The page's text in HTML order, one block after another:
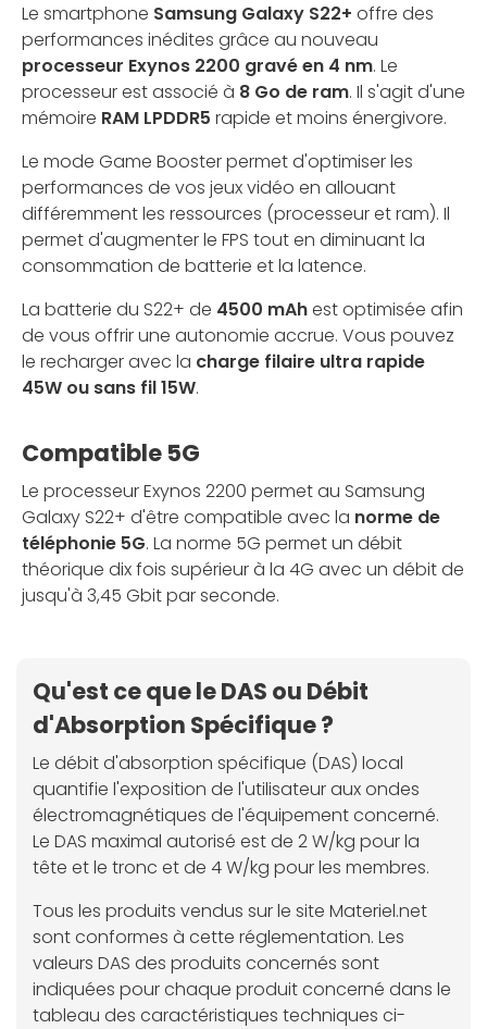
Le smartphone Samsung Galaxy S22+ offre des
performances inédites grâce au nouveau
processeur Exynos 2200 gravé en 4 nm. Le
processeur est associé à 8 Go de ram. Il s'agit d'une
mémoire RAM LPDDR5 rapide et moins énergivore.
Le mode Game Booster permet d'optimiser les
performances de vos jeux vidéo en allouant
différemment les ressources (processeur et ram). Il
permet d'augmenter le FPS tout en diminuant la
consommation de batterie et la latence.
La batterie du S22+ de 4500 mAhest optimisée afin
de vous offrir une autonomie accrue. Vous pouvez
le recharger avec la charge filaire ultra rapide
45W ou sans fil 15W.
Compatible 5G
Le processeur Exynos 2200 permet au Samsung
Galaxy S22+ d'être compatible avec la norme de
téléphonie 5G. La norme 5G permet un débit
théorique dix fois supérieur à la 4G avec un débit de
jusqu'à 3,45 Gbit par seconde.
Qu'est ce que le DAS ou Débit
d'Absorption Spécifique ?
Le débit d'absorption spécifique (DAS) local
quantifie l'exposition de l'utilisateur aux ondes
électromagnétiques de l'équipement concerné.
Le DAS maximal autorisé est de 2 W/kg pour la
tête et le tronc et de 4 W/kg pour les membres.
Tous les produits vendus sur le site Materiel.net
sont conformes à cette réglementation. Les
valeurs DAS des produits concernés sont
indiquées pour chaque produit concerné dans le
tableau des caractéristiques techniques ci-